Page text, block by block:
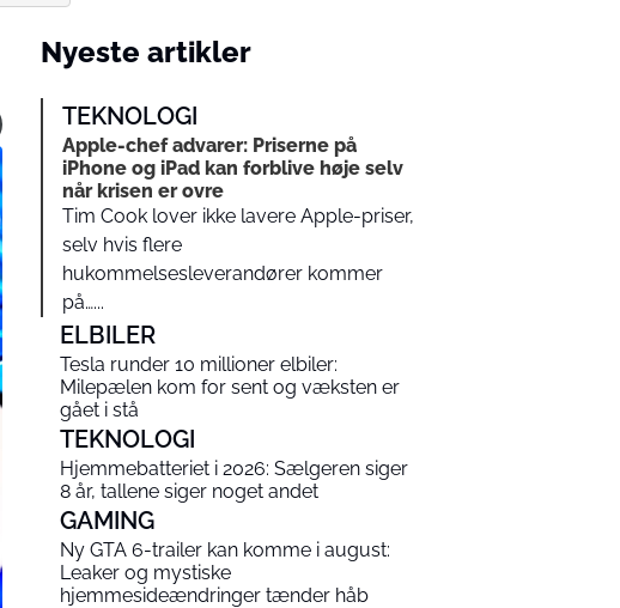
Nyeste artikler
TEKNOLOGI
Apple-chef advarer: Priserne på
iPhone og iPad kan forblive høje selv
når krisen er ovre
Tim Cook lover ikke lavere Apple-priser,
selv hvis flere
hukommelsesleverandører kommer
på…...
ELBILER
Tesla runder 10 millioner elbiler:
Milepælen kom for sent og væksten er
gået i stå
TEKNOLOGI
Hjemmebatteriet i 2026: Sælgeren siger
8 år, tallene siger noget andet
GAMING
Ny GTA 6-trailer kan komme i august:
Leaker og mystiske
hjemmesideændringer tænder håb